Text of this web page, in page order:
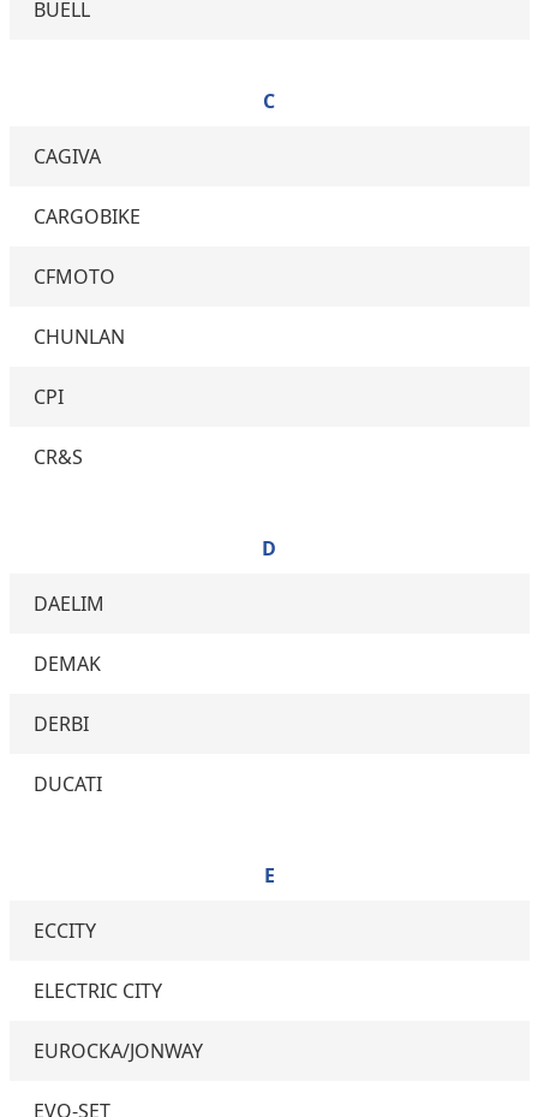
BUELL
C
CAGIVA
CARGOBIKE
CFMOTO
CHUNLAN
CPI
CR&S
D
DAELIM
DEMAK
DERBI
DUCATI
E
ECCITY
ELECTRIC CITY
EUROCKA/JONWAY
EVO-SET